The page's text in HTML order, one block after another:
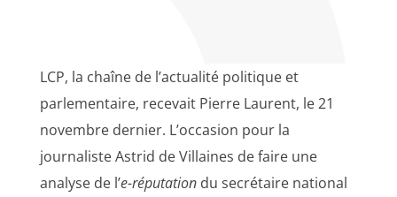
LCP, la chaîne de l’actualité politique et
parlementaire, recevait Pierre Laurent, le 21
novembre dernier. L’occasion pour la
journaliste Astrid de Villaines de faire une
analyse de l’e-réputationdu secrétaire national